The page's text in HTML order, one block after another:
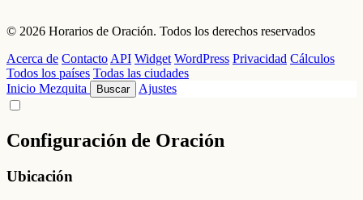
© 2026 Horarios de Oración. Todos los derechos reservados
Acerca de Contacto API Widget WordPress Privacidad Cálculos
Todos los países Todas las ciudades
Inicio Mezquita Buscar Ajustes
Configuración de Oración
Ubicación